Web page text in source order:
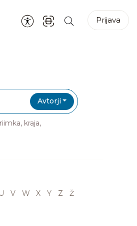
Prijava
Avtorji
kraja,
U V W X Y Z Ž